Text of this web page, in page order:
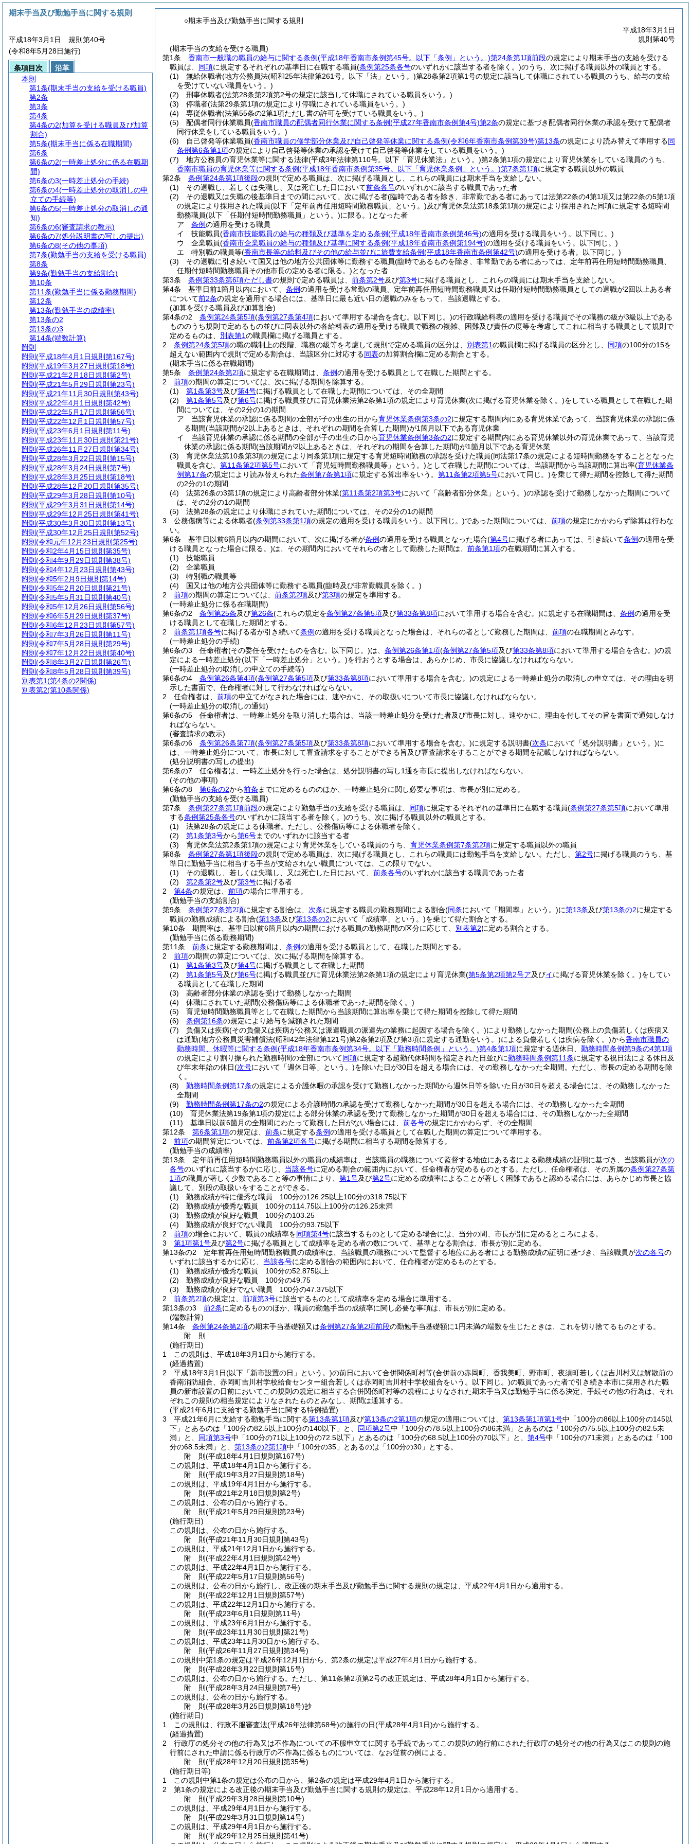
○期末手当及び勤勉手当に関する規則
平成18年3月1日
規則第40号
(期末手当の支給を受ける職員)
第1条
香南市一般職の職員の給与に関する条例(平成18年香南市条例第45号。以下「条例」という。)第24条第1項前段の規定により期末手当の支給を受ける
職員は、 同項に規定するそれぞれの基準日に在職する職員(条例第25条各号のいずれかに該当する者を除く。)のうち、次に掲げる職員以外の職員とする。
(1)
無給休職者(地方公務員法(昭和25年法律第261号。以下「法」という。)第28条第2項第1号の規定に該当して休職にされている職員のうち、給与の支給
を受けていない職員をいう。)
(2)
刑事休職者(法第28条第2項第2号の規定に該当して休職にされている職員をいう。)
(3)
停職者(法第29条第1項の規定により停職にされている職員をいう。)
(4)
専従休職者(法第55条の2第1項ただし書の許可を受けている職員をいう。)
(5)
配偶者同行休業職員(香南市職員の配偶者同行休業に関する条例(平成27年香南市条例第4号)第2条の規定に基づき配偶者同行休業の承認を受けて配偶者
同行休業をしている職員をいう。)
(6)
自己啓発等休業職員(香南市職員の修学部分休業及び自己啓発等休業に関する条例(令和6年香南市条例第39号)第13条の規定により読み替えて準用する同
条例第6条第1項の規定により自己啓発等休業の承認を受けて自己啓発等休業をしている職員をいう。)
(7)
地方公務員の育児休業等に関する法律(平成3年法律第110号。以下「育児休業法」という。)第2条第1項の規定により育児休業をしている職員のうち、
香南市職員の育児休業等に関する条例(平成18年香南市条例第35号。以下「育児休業条例」という。)第7条第1項に規定する職員以外の職員
第2条
条例第24条第1項後段の規則で定める職員は、次に掲げる職員とし、これらの職員には期末手当を支給しない。
(1)
その退職し、若しくは失職し、又は死亡した日において前条各号のいずれかに該当する職員であった者
(2)
その退職又は失職の後基準日までの間において、次に掲げる者(臨時である者を除き、非常勤である者にあっては法第22条の4第1項又は第22条の5第1項
の規定により採用された職員(以下「定年前再任用短時間勤務職員」という。)及び育児休業法第18条第1項の規定により採用された同項に規定する短時間
勤務職員(以下「任期付短時間勤務職員」という。)に限る。)となった者
ア
条例の適用を受ける職員
イ
技能職員(香南市技能職員の給与の種類及び基準を定める条例(平成18年香南市条例第46号)の適用を受ける職員をいう。以下同じ。)
ウ
企業職員(香南市企業職員の給与の種類及び基準に関する条例(平成18年香南市条例第194号)の適用を受ける職員をいう。以下同じ。)
エ
特別職の職員等(香南市長等の給料及びその他の給与並びに旅費支給条例(平成18年香南市条例第42号)の適用を受ける者。以下同じ。)
(3)
その退職に引き続いて国又は他の地方公共団体等に勤務する職員(臨時であるものを除き、非常勤である者にあっては、定年前再任用短時間勤務職員、
任期付短時間勤務職員その他市長の定める者に限る。)となった者
第3条
条例第33条第6項ただし書の規則で定める職員は、 前条第2号及び第3号に掲げる職員とし、これらの職員には期末手当を支給しない。
第4条
基準日前1箇月以内において、 条例の適用を受ける常勤の職員、定年前再任用短時間勤務職員又は任期付短時間勤務職員としての退職が2回以上ある者
について前2条の規定を適用する場合には、基準日に最も近い日の退職のみをもって、当該退職とする。
(加算を受ける職員及び加算割合)
第4条の2
条例第24条第5項(条例第27条第4項において準用する場合を含む。以下同じ。)の行政職給料表の適用を受ける職員でその職務の級が3級以上である
もののうち規則で定めるもの並びに同表以外の各給料表の適用を受ける職員で職務の複雑、困難及び責任の度等を考慮してこれに相当する職員として規則で
定めるものは、 別表第1の職員欄に掲げる職員とする。
2
条例第24条第5項の職の職制上の段階、職務の級等を考慮して規則で定める職員の区分は、 別表第1の職員欄に掲げる職員の区分とし、 同項の100分の15を
超えない範囲内で規則で定める割合は、当該区分に対応する同表の加算割合欄に定める割合とする。
(期末手当に係る在職期間)
第5条
条例第24条第2項に規定する在職期間は、 条例の適用を受ける職員として在職した期間とする。
2
前項の期間の算定については、次に掲げる期間を除算する。
(1)
第1条第3号及び第4号に掲げる職員として在職した期間については、その全期間
(2)
第1条第5号及び第6号に掲げる職員並びに育児休業法第2条第1項の規定により育児休業(次に掲げる育児休業を除く。)をしている職員として在職した期
間については、その2分の1の期間
ア
当該育児休業の承認に係る期間の全部が子の出生の日から育児休業条例第3条の2に規定する期間内にある育児休業であって、当該育児休業の承認に係
る期間(当該期間が2以上あるときは、それぞれの期間を合算した期間)が1箇月以下である育児休業
イ
当該育児休業の承認に係る期間の全部が子の出生の日から育児休業条例第3条の2に規定する期間内にある育児休業以外の育児休業であって、当該育児
休業の承認に係る期間(当該期間が2以上あるときは、それぞれの期間を合算した期間)が1箇月以下である育児休業
(3)
育児休業法第10条第3項の規定により同条第1項に規定する育児短時間勤務の承認を受けた職員(同法第17条の規定による短時間勤務をすることとなった
職員を含む。 第11条第2項第5号において「育児短時間勤務職員等」という。)として在職した期間については、当該期間から当該期間に算出率(育児休業条
例第17条の規定により読み替えられた条例第7条第1項に規定する算出率をいう。 第11条第2項第5号において同じ。)を乗じて得た期間を控除して得た期間
の2分の1の期間
(4)
法第26条の3第1項の規定により高齢者部分休業(第11条第2項第3号において「高齢者部分休業」という。)の承認を受けて勤務しなかった期間について
は、その2分の1の期間
(5)
法第28条の規定により休職にされていた期間については、その2分の1の期間
3
公務傷病等による休職者(条例第33条第1項の規定の適用を受ける職員をいう。以下同じ。)であった期間については、 前項の規定にかかわらず除算は行わな
い。
第6条
基準日以前6箇月以内の期間において、次に掲げる者が条例の適用を受ける職員となった場合(第4号に掲げる者にあっては、引き続いて条例の適用を受
ける職員となった場合に限る。)は、その期間内においてそれらの者として勤務した期間は、 前条第1項の在職期間に算入する。
(1)
技能職員
(2)
企業職員
(3)
特別職の職員等
(4)
国又は他の地方公共団体等に勤務する職員(臨時及び非常勤職員を除く。)
2
前項の期間の算定については、 前条第2項及び第3項の規定を準用する。
(一時差止処分に係る在職期間)
第6条の2
条例第25条及び第26条(これらの規定を条例第27条第5項及び第33条第8項において準用する場合を含む。)に規定する在職期間は、 条例の適用を受
ける職員として在職した期間とする。
2
前条第1項各号に掲げる者が引き続いて条例の適用を受ける職員となった場合は、それらの者として勤務した期間は、 前項の在職期間とみなす。
(一時差止処分の手続)
第6条の3
任命権者(その委任を受けたものを含む。以下同じ。)は、 条例第26条第1項(条例第27条第5項及び第33条第8項において準用する場合を含む。)の規
定による一時差止処分(以下「一時差止処分」という。)を行おうとする場合は、あらかじめ、市長に協議しなければならない。
(一時差止処分の取消しの申立ての手続等)
第6条の4
条例第26条第4項(条例第27条第5項及び第33条第8項において準用する場合を含む。)の規定による一時差止処分の取消しの申立ては、その理由を明
示した書面で、任命権者に対して行わなければならない。
2
任命権者は、 前項の申立てがなされた場合には、速やかに、その取扱いについて市長に協議しなければならない。
(一時差止処分の取消しの通知)
第6条の5
任命権者は、一時差止処分を取り消した場合は、当該一時差止処分を受けた者及び市長に対し、速やかに、理由を付してその旨を書面で通知しなけ
ればならない。
(審査請求の教示)
第6条の6
条例第26条第7項(条例第27条第5項及び第33条第8項において準用する場合を含む。)に規定する説明書(次条において「処分説明書」という。)に
は、一時差止処分について、市長に対して審査請求をすることができる旨及び審査請求をすることができる期間を記載しなければならない。
(処分説明書の写しの提出)
第6条の7
任命権者は、一時差止処分を行った場合は、処分説明書の写し1通を市長に提出しなければならない。
(その他の事項)
第6条の8
第6条の2から前条 までに定めるもののほか、一時差止処分に関し必要な事項は、市長が別に定める。
(勤勉手当の支給を受ける職員)
第7条
条例第27条第1項前段の規定により勤勉手当の支給を受ける職員は、 同項に規定するそれぞれの基準日に在職する職員(条例第27条第5項において準用
する条例第25条各号のいずれかに該当する者を除く。)のうち、次に掲げる職員以外の職員とする。
(1)
法第28条の規定による休職者。 ただし、公務傷病等による休職者を除く。
(2)
第1条第3号から第6号までのいずれかに該当する者
(3)
育児休業法第2条第1項の規定により育児休業をしている職員のうち、 育児休業条例第7条第2項に規定する職員以外の職員
第8条
条例第27条第1項後段の規則で定める職員は、次に掲げる職員とし、これらの職員には勤勉手当を支給しない。 ただし、 第2号に掲げる職員のうち、基
準日に勤勉手当に相当する手当が支給されない職員については、この限りでない。
(1)
その退職し、若しくは失職し、又は死亡した日において、 前条各号のいずれかに該当する職員であった者
(2)
第2条第2号及び第3号に掲げる者
2
第4条の規定は、 前項の場合に準用する。
(勤勉手当の支給割合)
第9条
条例第27条第2項に規定する割合は、 次条に規定する職員の勤務期間による割合(同条において「期間率」という。)に第13条及び第13条の2に規定する
職員の勤務成績による割合(第13条及び第13条の2において「成績率」という。)を乗じて得た割合とする。
第10条
期間率は、基準日以前6箇月以内の期間における職員の勤務期間の区分に応じて、 別表第2に定める割合とする。
(勤勉手当に係る勤務期間)
第11条
前条に規定する勤務期間は、 条例の適用を受ける職員として、在職した期間とする。
2
前項の期間の算定については、次に掲げる期間を除算する。
(1)
第1条第3号及び第4号に掲げる職員として在職した期間
(2)
第1条第5号及び第6号に掲げる職員並びに育児休業法第2条第1項の規定により育児休業(第5条第2項第2号ア及びイに掲げる育児休業を除く。)をしてい
る職員として在職した期間
(3)
高齢者部分休業の承認を受けて勤務しなかった期間
(4)
休職にされていた期間(公務傷病等による休職者であった期間を除く。)
(5)
育児短時間勤務職員等として在職した期間から当該期間に算出率を乗じて得た期間を控除して得た期間
(6)
条例第16条の規定により給与を減額された期間
(7)
負傷又は疾病(その負傷又は疾病が公務又は派遣職員の派遣先の業務に起因する場合を除く。)により勤務しなかった期間(公務上の負傷若しくは疾病又
は通勤(地方公務員災害補償法(昭和42年法律第121号)第2条第2項及び第3項に規定する通勤をいう。)による負傷若しくは疾病を除く。)から香南市職員の
勤務時間、休暇等に関する条例(平成18年香南市条例第34号。以下「勤務時間条例」という。)第4条第1項に規定する週休日、 勤務時間条例第9条の4第1項
の規定により割り振られた勤務時間の全部について同項に規定する超勤代休時間を指定された日並びに勤務時間条例第11条に規定する祝日法による休日及
び年末年始の休日(次号において「週休日等」という。)を除いた日が30日を超える場合には、その勤務しなかった全期間。 ただし、市長の定める期間を除
く。
(8)
勤務時間条例第17条の規定による介護休暇の承認を受けて勤務しなかった期間から週休日等を除いた日が30日を超える場合には、その勤務しなかった
全期間
(9)
勤務時間条例第17条の2の規定による介護時間の承認を受けて勤務しなかった期間が30日を超える場合には、その勤務しなかった全期間
(10)
育児休業法第19条第1項の規定による部分休業の承認を受けて勤務しなかった期間が30日を超える場合には、その勤務しなかった全期間
(11)
基準日以前6箇月の全期間にわたって勤務した日がない場合には、 前各号の規定にかかわらず、その全期間
第12条
第6条第1項の規定は、 前条に規定する条例の適用を受ける職員として在職した期間の算定について準用する。
2
前項の期間算定については、 前条第2項各号に掲げる期間に相当する期間を除算する。
(勤勉手当の成績率)
第13条
定年前再任用短時間勤務職員以外の職員の成績率は、当該職員の職務について監督する地位にある者による勤務成績の証明に基づき、当該職員が次の
各号のいずれに該当するかに応じ、 当該各号に定める割合の範囲内において、任命権者が定めるものとする。 ただし、任命権者は、その所属の条例第27条第
1項の職員が著しく少数であること等の事情により、 第1号及び第2号に定める成績率によることが著しく困難であると認める場合には、あらかじめ市長と協
議して、別段の取扱いをすることができる。
(1)
勤務成績が特に優秀な職員 100分の126.25以上100分の318.75以下
(2)
勤務成績が優秀な職員 100分の114.75以上100分の126.25未満
(3)
勤務成績が良好な職員 100分の103.25
(4)
勤務成績が良好でない職員 100分の93.75以下
2
前項の場合において、職員の成績率を同項第4号に該当するものとして定める場合には、当分の間、市長が別に定めるところによる。
3
第1項第1号及び第2号に掲げる職員として成績率を定める者の数について、基準となる割合は、市長が別に定める。
第13条の2
定年前再任用短時間勤務職員の成績率は、当該職員の職務について監督する地位にある者による勤務成績の証明に基づき、当該職員が次の各号の
いずれに該当するかに応じ、 当該各号に定める割合の範囲内において、任命権者が定めるものとする。
(1)
勤務成績が優秀な職員 100分の52.875以上
(2)
勤務成績が良好な職員 100分の49.75
(3)
勤務成績が良好でない職員 100分の47.375以下
2
前条第2項の規定は、 前項第3号に該当するものとして成績率を定める場合に準用する。
第13条の3
前2条に定めるもののほか、職員の勤勉手当の成績率に関し必要な事項は、市長が別に定める。
(端数計算)
第14条
条例第24条第2項の期末手当基礎額又は条例第27条第2項前段の勤勉手当基礎額に1円未満の端数を生じたときは、これを切り捨てるものとする。
附 則
(施行期日)
1
この規則は、平成18年3月1日から施行する。
(経過措置)
2
平成18年3月1日(以下「新市設置の日」という。)の前日において合併関係町村等(合併前の赤岡町、香我美町、野市町、夜須町若しくは吉川村又は解散前の
香南消防組合、赤岡町吉川村学校給食センター組合若しくは赤岡町吉川村中学校組合をいう。以下同じ。)の職員であった者で引き続き本市に採用された職
員の新市設置の日前においてこの規則の規定に相当する合併関係町村等の規程によりなされた期末手当又は勤勉手当に係る決定、手続その他の行為は、それ
ぞれこの規則の相当規定によりなされたものとみなし、期間は通算する。
(平成21年6月に支給する勤勉手当に関する特例措置)
3
平成21年6月に支給する勤勉手当に関する第13条第1項及び第13条の2第1項の規定の適用については、 第13条第1項第1号中「100分の86以上100分の145以
下」とあるのは「100分の82.5以上100分の140以下」と、 同項第2号中「100分の78.5以上100分の86未満」とあるのは「100分の75.5以上100分の82.5未
満」と、 同項第3号中「100分の71以上100分の72.5以下」とあるのは「100分の68.5以上100分の70以下」と、 第4号中「100分の71未満」とあるのは「100
分の68.5未満」と、 第13条の2第1項中「100分の35」とあるのは「100分の30」とする。
附 則(平成18年4月1日規則第167号)
この規則は、平成18年4月1日から施行する。
附 則(平成19年3月27日規則第18号)
この規則は、平成19年4月1日から施行する。
附 則(平成21年2月18日規則第2号)
この規則は、公布の日から施行する。
附 則(平成21年5月29日規則第23号)
(施行期日)
この規則は、公布の日から施行する。
附 則(平成21年11月30日規則第43号)
この規則は、平成21年12月1日から施行する。
附 則(平成22年4月1日規則第42号)
この規則は、平成22年4月1日から施行する。
附 則(平成22年5月17日規則第56号)
この規則は、公布の日から施行し、改正後の期末手当及び勤勉手当に関する規則の規定は、平成22年4月1日から適用する。
附 則(平成22年12月1日規則第57号)
この規則は、平成22年12月1日から施行する。
附 則(平成23年6月1日規則第11号)
この規則は、平成23年6月1日から施行する。
附 則(平成23年11月30日規則第21号)
この規則は、平成23年11月30日から施行する。
附 則(平成26年11月27日規則第34号)
この規則中第1条の規定は平成26年12月1日から、第2条の規定は平成27年4月1日から施行する。
附 則(平成28年3月22日規則第15号)
この規則は、公布の日から施行する。 ただし、第11条第2項第2号の改正規定は、平成28年4月1日から施行する。
附 則(平成28年3月24日規則第7号)
この規則は、公布の日から施行する。
附 則(平成28年3月25日規則第18号)抄
(施行期日)
1
この規則は、行政不服審査法(平成26年法律第68号)の施行の日(平成28年4月1日)から施行する。
(経過措置)
2
行政庁の処分その他の行為又は不作為についての不服申立てに関する手続であってこの規則の施行前にされた行政庁の処分その他の行為又はこの規則の施
行前にされた申請に係る行政庁の不作為に係るものについては、なお従前の例による。
附 則(平成28年12月20日規則第35号)
(施行期日等)
1
この規則中第1条の規定は公布の日から、第2条の規定は平成29年4月1日から施行する。
2
第1条の規定による改正後の期末手当及び勤勉手当に関する規則の規定は、平成28年12月1日から適用する。
附 則(平成29年3月28日規則第10号)
この規則は、平成29年4月1日から施行する。
附 則(平成29年3月31日規則第14号)
この規則は、平成29年4月1日から施行する。
附 則(平成29年12月25日規則第41号)
期末手当及び勤勉手当に関する規則
平成18年3月1日 規則第40号
(令和8年5月28日施行)
条項目次
沿革
本則
第1条(期末手当の支給を受ける職員)
第2条
第3条
第4条
第4条の2(加算を受ける職員及び加算
割合)
第5条(期末手当に係る在職期間)
第6条
第6条の2(一時差止処分に係る在職期
間)
第6条の3(一時差止処分の手続)
第6条の4(一時差止処分の取消しの申
立ての手続等)
第6条の5(一時差止処分の取消しの通
知)
第6条の6(審査請求の教示)
第6条の7(処分説明書の写しの提出)
第6条の8(その他の事項)
第7条(勤勉手当の支給を受ける職員)
第8条
第9条(勤勉手当の支給割合)
第10条
第11条(勤勉手当に係る勤務期間)
第12条
第13条(勤勉手当の成績率)
第13条の2
第13条の3
第14条(端数計算)
附則
附則 (平成18年4月1日規則第167号)
附則 (平成19年3月27日規則第18号)
附則 (平成21年2月18日規則第2号)
附則 (平成21年5月29日規則第23号)
附則 (平成21年11月30日規則第43号)
附則 (平成22年4月1日規則第42号)
附則 (平成22年5月17日規則第56号)
附則 (平成22年12月1日規則第57号)
附則 (平成23年6月1日規則第11号)
附則 (平成23年11月30日規則第21号)
附則 (平成26年11月27日規則第34号)
附則 (平成28年3月22日規則第15号)
附則 (平成28年3月24日規則第7号)
附則 (平成28年3月25日規則第18号)
附則 (平成28年12月20日規則第35号)
附則 (平成29年3月28日規則第10号)
附則 (平成29年3月31日規則第14号)
附則 (平成29年12月25日規則第41号)
附則 (平成30年3月30日規則第13号)
附則 (平成30年12月25日規則第52号)
附則 (令和元年12月23日規則第25号)
附則 (令和2年4月15日規則第35号)
附則 (令和4年9月29日規則第38号)
附則 (令和4年12月23日規則第43号)
附則 (令和5年2月9日規則第14号)
附則 (令和5年2月20日規則第21号)
附則 (令和5年5月31日規則第40号)
附則 (令和5年12月26日規則第56号)
附則 (令和6年5月29日規則第37号)
附則 (令和6年12月23日規則第57号)
附則 (令和7年3月26日規則第11号)
附則 (令和7年5月28日規則第29号)
附則 (令和7年12月22日規則第40号)
附則 (令和8年3月27日規則第26号)
附則 (令和8年5月28日規則第39号)
別表第1(第4条の2関係)
別表第2(第10条関係)